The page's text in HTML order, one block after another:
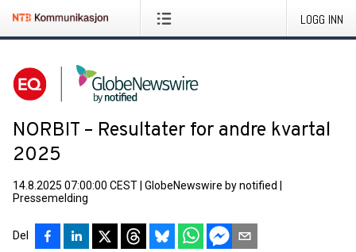
LOGG INN
NORBIT – Resultater for andre kvartal
2025
14.8.2025 07:00:00 CEST GlobeNewswire by notified
Pressemelding
Del